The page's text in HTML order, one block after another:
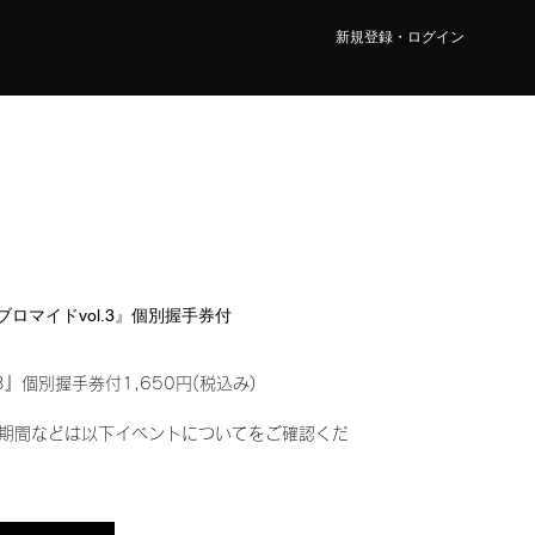
新規登録・ログイン
ロマイドvol.3』個別握手券付
』個別握手券付1,650円(税込み)
間などは以下イベントについてをご確認くだ